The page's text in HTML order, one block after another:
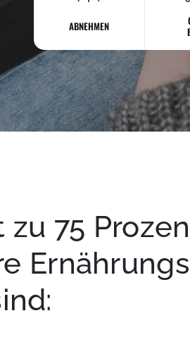
ABNEHMEN
75